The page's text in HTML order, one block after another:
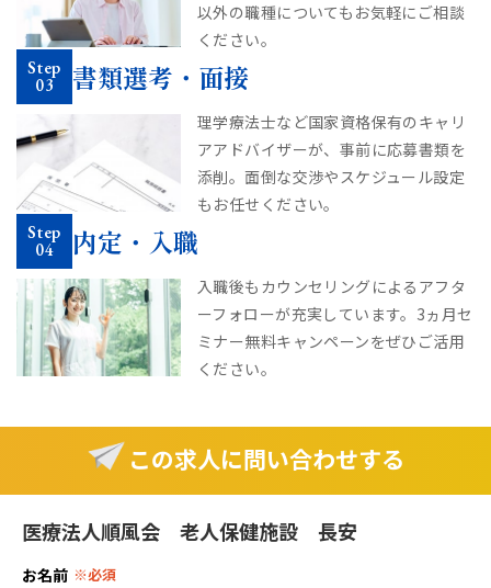
以外の職種についてもお気軽にご相談
ください。
Step
03
書類選考・面接
理学療法士など国家資格保有のキャリ
アアドバイザーが、事前に応募書類を
添削。面倒な交渉やスケジュール設定
もお任せください。
Step
04
内定・入職
入職後もカウンセリングによるアフタ
ーフォローが充実しています。 3ヵ月セ
ミナー無料キャンペーンをぜひご活用
ください。
この求人に問い合わせする
医療法人順風会 老人保健施設 長安
お名前 ※必須